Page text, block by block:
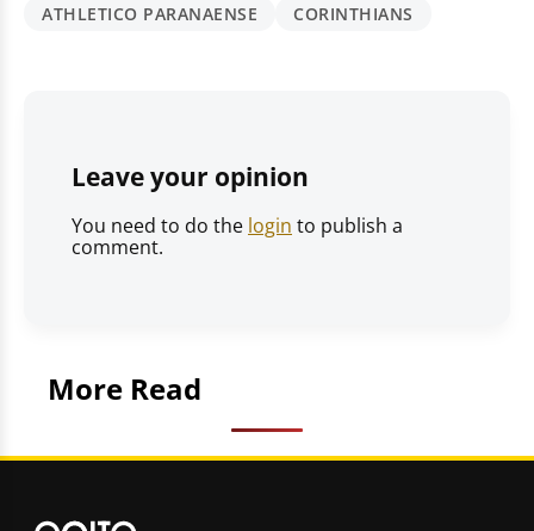
ATHLETICO PARANAENSE
CORINTHIANS
Leave your opinion
You need to do the login to publish a
comment.
More Read